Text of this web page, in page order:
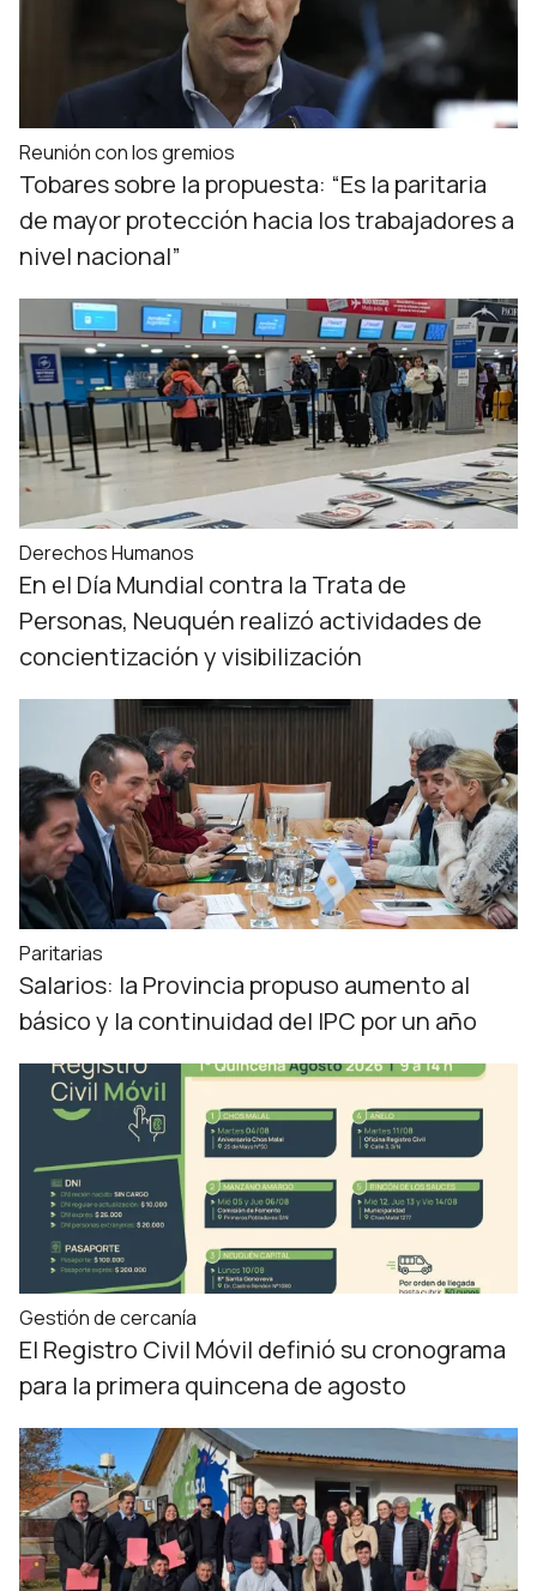
Reunión con los gremios
Tobares sobre la propuesta: “Es la paritaria
de mayor protección hacia los trabajadores a
nivel nacional”
Derechos Humanos
En el Día Mundial contra la Trata de
Personas, Neuquén realizó actividades de
concientización y visibilización
Paritarias
Salarios: la Provincia propuso aumento al
básico y la continuidad del IPC por un año
Gestión de cercanía
El Registro Civil Móvil definió su cronograma
para la primera quincena de agosto